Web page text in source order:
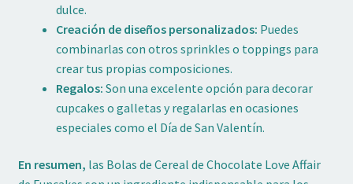
dulce.
Creación de diseños personalizados: Puedes
combinarlas con otros sprinkles o toppings para
crear tus propias composiciones.
Regalos: Son una excelente opción para decorar
cupcakes o galletas y regalarlas en ocasiones
especiales como el Día de San Valentín.
En resumen, las Bolas de Cereal de Chocolate Love Affair